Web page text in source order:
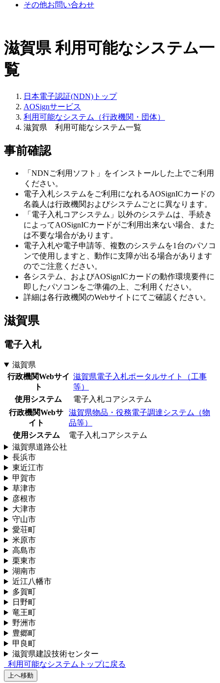
その他お問い合わせ
滋賀県 利用可能なシステム一
覧
日本電子認証(NDN)トップ
AOSignサービス
利用可能なシステム（行政機関・団体）
滋賀県 利用可能なシステム一覧
事前確認
「NDNご利用ソフト」をインストールした上でご利用
ください。
電子入札システムをご利用になれるAOSignICカードの
名義人は行政機関およびシステムごとに異なります。
「電子入札コアシステム」以外のシステムは、手続き
によってAOSignICカードがご利用出来ない場合、また
は不要な場合があります。
電子入札や電子申請等、複数のシステムを1台のパソコ
ンで使用しますと、動作に支障が出る場合があります
のでご注意ください。
各システム、およびAOSignICカードの動作環境要件に
即したパソコンをご準備の上、ご利用ください。
詳細は各行政機関のWebサイトにてご確認ください。
滋賀県
電子入札
滋賀県
行政機関Webサイ
ト
滋賀県電子入札ポータルサイト（工事
等）
使用システム
電子入札コアシステム
行政機関Webサ
イト
滋賀県物品・役務電子調達システム（物
品等）
使用システム
電子入札コアシステム
滋賀県道路公社
長浜市
東近江市
甲賀市
草津市
彦根市
大津市
守山市
愛荘町
米原市
高島市
栗東市
湖南市
近江八幡市
多賀町
日野町
竜王町
野洲市
豊郷町
甲良町
滋賀県建設技術センター
利用可能なシステムトップに戻る
上へ移動